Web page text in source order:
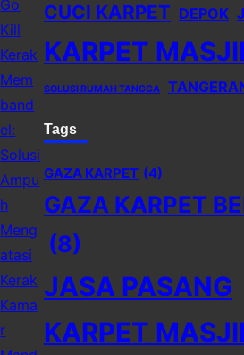
CUCI KARPET DEPOK
KARPET
SOLUSI RUMAH TANGGA
Tags
GAZA KARPET (4)
GAZA KARPET
(8)
JASA PASANG
KARPET